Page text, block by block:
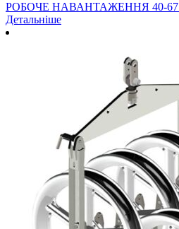
РОБОЧЕ НАВАНТАЖЕННЯ 40-67
Детальніше